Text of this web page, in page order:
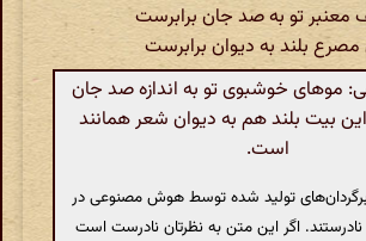
معنبر تو به صد جان برابرست
مصرع بلند به دیوان برابرست
خوشبوی تو به اندازه صد جان
بیت بلند هم به دیوان شعر همانند
است.
تولید شده توسط هوش مصنوعی در
نادرستند. اگر این متن به نظرتان نادرست است